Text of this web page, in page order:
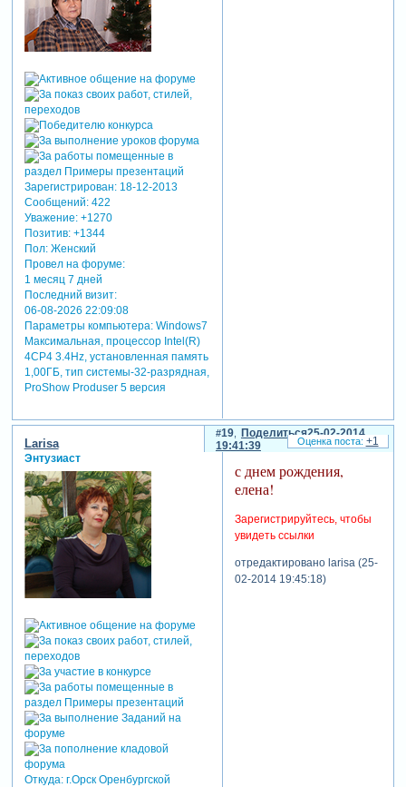
Зарегистрирован: 18-12-2013
Сообщений:422
Уважение: +1270
Позитив: +1344
Пол:Женский
Провел на форуме:
1 месяц 7 дней
Последний визит:
06-08-2026 22:09:08
Параметры компьютера:Windows7
Максимальная, процессор Intel(R)
4CP4 3.4Hz, установленная память
1,00ГБ, тип системы-32-разрядная,
ProShow Produser 5 версия
Поделиться
19
25-02-2014
19:41:39
Larisa
Энтузиаст
Откуда:г.Орск Оренбургской
с днем рождения,
елена!
Зарегистрируйтесь, чтобы
увидеть ссылки
отредактировано larisa (25-
02-2014 19:45:18)
+1